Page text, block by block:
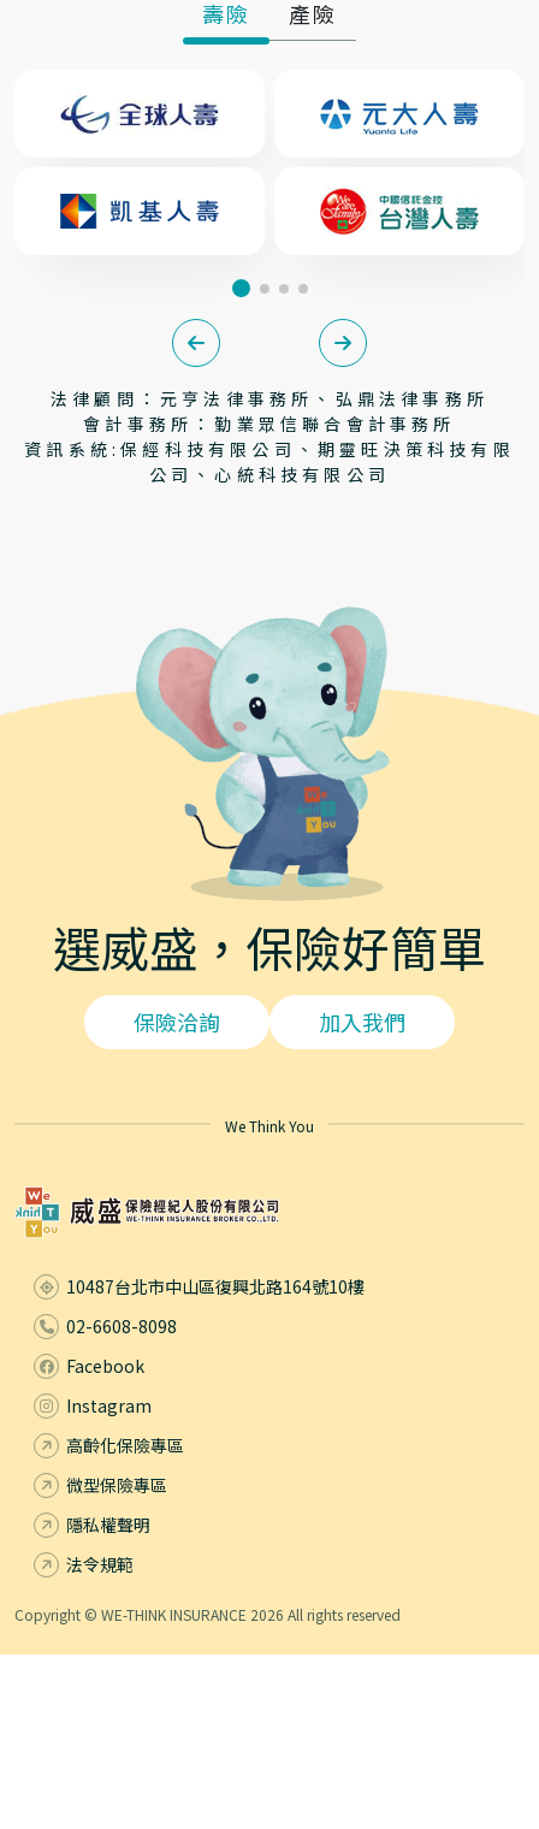
壽險 產險
法律顧問：元亨法律事務所、弘鼎法律事務所
會計事務所：勤業眾信聯合會計事務所
資訊系統:保經科技有限公司、期靈旺決策科技有限
公司、心統科技有限公司
選威盛，保險好簡單
保險洽詢 加入我們
We Think You
10487台北市中山區復興北路164號10樓
02-6608-8098
Facebook
Instagram
高齡化保險專區
微型保險專區
隱私權聲明
法令規範
Copyright © WE-THINK INSURANCE 2026 All rights reserved